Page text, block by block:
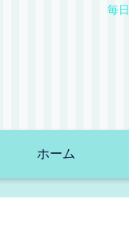
毎
ホーム